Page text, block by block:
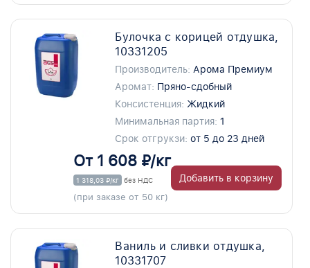
Булочка с корицей отдушка,
10331205
Производитель: Арома Премиум
Аромат: Пряно-сдобный
Консистенция: Жидкий
Минимальная партия: 1
Срок отгрукзи: от 5 до 23 дней
От 1 608 ₽/кг
1 318,03 ₽/кг без НДС
(при заказе от 50 кг)
Добавить в корзину
Ваниль и сливки отдушка,
10331707